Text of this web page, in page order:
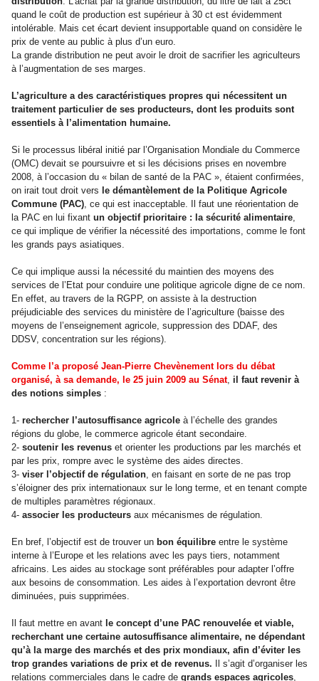
quand le coût de production est supérieur à 30 ct est évidemment
intolérable. Mais cet écart devient insupportable quand on considère le
prix de vente au public à plus d’un euro.
La grande distribution ne peut avoir le droit de sacrifier les agriculteurs
à l’augmentation de ses marges.
L’agriculture a des caractéristiques propres qui nécessitent un
traitement particulier de ses producteurs, dont les produits sont
essentiels à l’alimentation humaine.
Si le processus libéral initié par l’Organisation Mondiale du Commerce
(OMC) devait se poursuivre et si les décisions prises en novembre
2008, à l’occasion du « bilan de santé de la PAC », étaient confirmées,
on irait tout droit vers le démantèlement de la Politique Agricole
Commune (PAC), ce qui est inacceptable. Il faut une réorientation de
la PAC en lui fixant un objectif prioritaire : la sécurité alimentaire,
ce qui implique de vérifier la nécessité des importations, comme le font
les grands pays asiatiques.
Ce qui implique aussi la nécessité du maintien des moyens des
services de l’Etat pour conduire une politique agricole digne de ce nom.
En effet, au travers de la RGPP, on assiste à la destruction
préjudiciable des services du ministère de l’agriculture (baisse des
moyens de l’enseignement agricole, suppression des DDAF, des
DDSV, concentration sur les régions).
Comme l’a proposé Jean-Pierre Chevènement lors du débat
organisé, à sa demande, le 25 juin 2009 au Sénat, il faut revenir à
des notions simples :
1- rechercher l’autosuffisance agricole à l’échelle des grandes
régions du globe, le commerce agricole étant secondaire.
2- soutenir les revenus et orienter les productions par les marchés et
par les prix, rompre avec le système des aides directes.
3- viser l’objectif de régulation, en faisant en sorte de ne pas trop
s’éloigner des prix internationaux sur le long terme, et en tenant compte
de multiples paramètres régionaux.
4- associer les producteurs aux mécanismes de régulation.
En bref, l’objectif est de trouver un bon équilibre entre le système
interne à l’Europe et les relations avec les pays tiers, notamment
africains. Les aides au stockage sont préférables pour adapter l’offre
aux besoins de consommation. Les aides à l’exportation devront être
diminuées, puis supprimées.
Il faut mettre en avant le concept d’une PAC renouvelée et viable,
recherchant une certaine autosuffisance alimentaire, ne dépendant
qu’à la marge des marchés et des prix mondiaux, afin d’éviter les
trop grandes variations de prix et de revenus. Il s’agit d’organiser les
relations commerciales dans le cadre de grands espaces agricoles,